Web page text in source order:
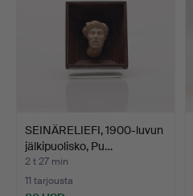
SEINÄRELIEFI, 1900-luvun
jälkipuolisko, Pu…
2 t 27 min
11 tarjousta